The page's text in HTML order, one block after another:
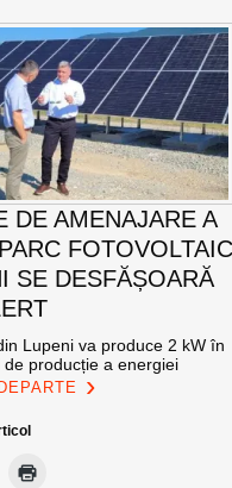
DE AMENAJARE A
FOTOVOLTAIC
SE DESFĂȘOARĂ
Lupeni va produce 2 kW în
producție a energiei